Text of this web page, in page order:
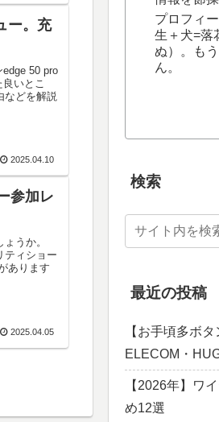
ー。充
50 pro
いとこ
などを解説
2025.04.10
参加レ
うか。
ティショー
あります
2025.04.05
プロフィ
生＋犬=落
ぬ）。も
ん。
検索
最近の投稿
【お手頃多ボ
ELECOM・
【2026年】ワ
め12選